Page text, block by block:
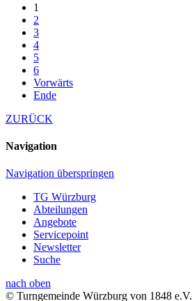
1
2
3
4
5
6
Vorwärts
Ende
ZURÜCK
Navigation
Navigation überspringen
TG Würzburg
Abteilungen
Angebote
Servicepoint
Newsletter
Suche
nach oben
© Turngemeinde Würzburg von 1848 e.V.